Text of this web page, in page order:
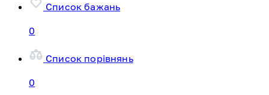
Список бажань
0
Список порівнянь
0